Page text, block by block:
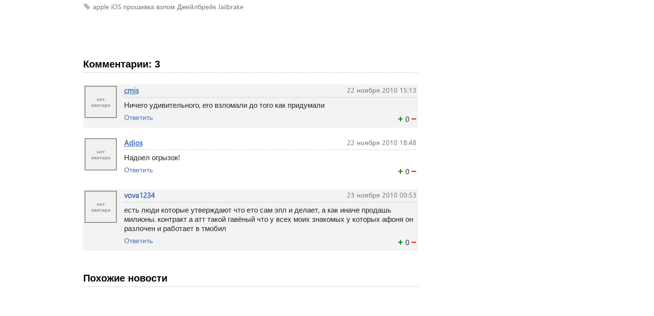
apple iOS прошивка взлом Джейлбрейк Jailbrake
Комментарии: 3
22 ноября 2010 15:13
cmis
Ничего удивительного, его взломали до того как придумали
+ 0 −
Ответить
22 ноября 2010 18:48
Adios
Надоел огрызок!
+ 0 −
Ответить
23 ноября 2010 00:53
vova1234
есть люди которые утверждают что ето сам эпл и делает, а как иначе продашь
милионы. контракт а атт такой гавёный что у всех моих знакомых у которых афоня он
разлочен и работает в тмобил
+ 0 −
Ответить
Похожие новости